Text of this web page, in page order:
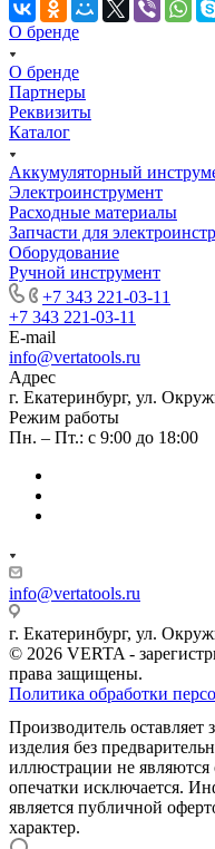
О бренде
О бренде
Партнеры
Реквизиты
Каталог
Аккумуляторный
Электроинструмент
Расходные материалы
Запчасти для
Оборудование
Ручной инструмент
+7 343 221-03-11
+7 343 221-03-11
E-mail
info@vertatools.ru
Адрес
г. Екатеринбург, ул.
Режим работы
Пн. – Пт.: с 9:00 до 18:00
info@vertatools.ru
г. Екатеринбург, ул.
© 2026 VERTA -
права защищены.
Политика обработки
Производитель оставляет
изделия без
иллюстрации не являются
опечатки исключается.
является публичной
характер.